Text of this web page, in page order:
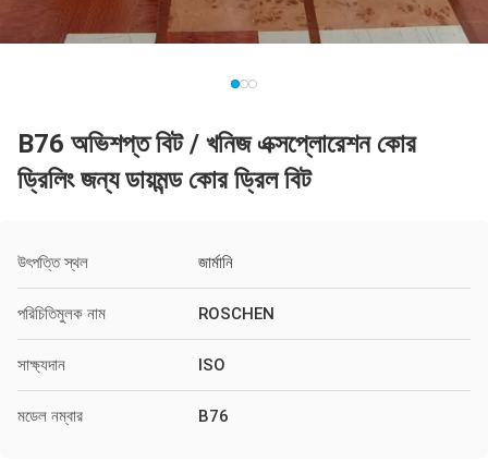
B76 অভিশপ্ত বিট / খনিজ এক্সপ্লোরেশন কোর
ড্রিলিং জন্য ডায়মন্ড কোর ড্রিল বিট
উৎপত্তি স্থল জার্মানি
পরিচিতিমুলক নাম ROSCHEN
সাক্ষ্যদান ISO
মডেল নম্বার B76